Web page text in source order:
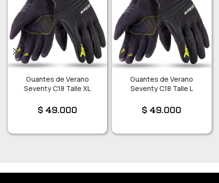
Guantes de Verano
Seventy C18 Talle XL
$49.000
Guantes de Verano
Seventy C18 Talle L
$49.000